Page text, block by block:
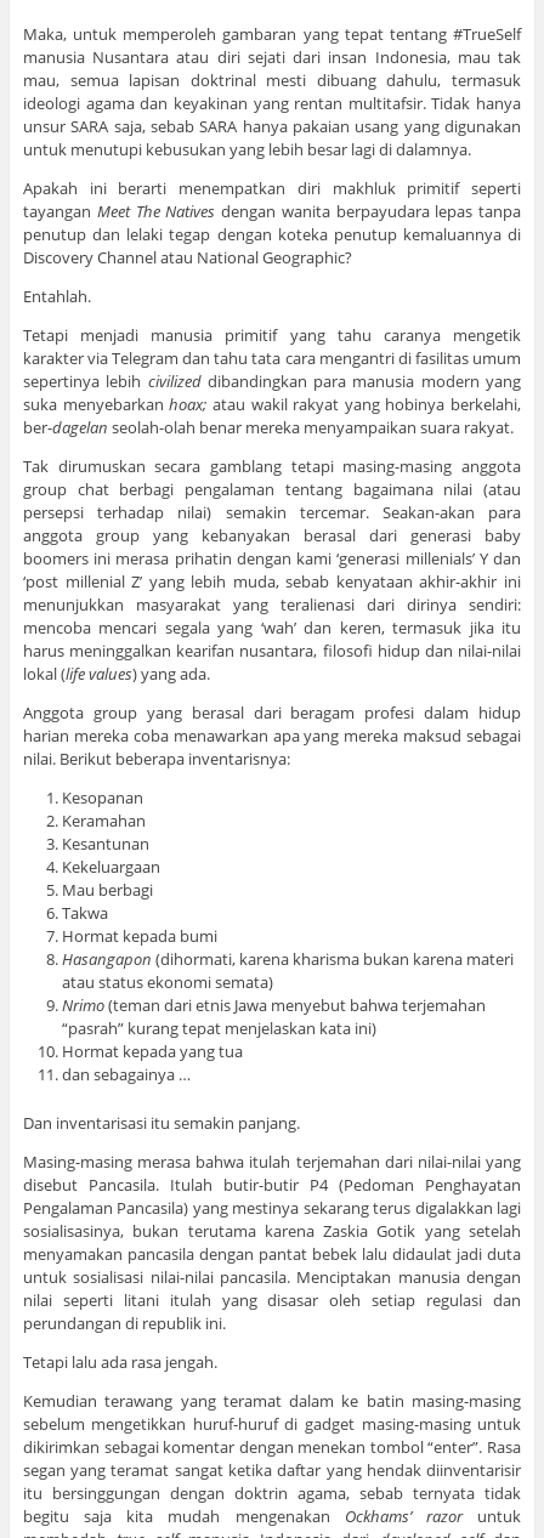
Maka, untuk memperoleh gambaran yang tepat tentang #TrueSelf
manusia Nusantara atau diri sejati dari insan Indonesia, mau tak
mau, semua lapisan doktrinal mesti dibuang dahulu, termasuk
ideologi agama dan keyakinan yang rentan multitafsir. Tidak hanya
unsur SARA saja, sebab SARA hanya pakaian usang yang digunakan
untuk menutupi kebusukan yang lebih besar lagi di dalamnya.
Apakah ini berarti menempatkan diri makhluk primitif seperti
tayangan Meet The Natives dengan wanita berpayudara lepas tanpa
penutup dan lelaki tegap dengan koteka penutup kemaluannya di
Discovery Channel atau National Geographic?
Entahlah.
Tetapi menjadi manusia primitif yang tahu caranya mengetik
karakter via Telegram dan tahu tata cara mengantri di fasilitas umum
sepertinya lebih civilizeddibandingkan para manusia modern yang
suka menyebarkanhoax; atau wakil rakyat yang hobinya berkelahi,
ber-dagelan seolah-olah benar mereka menyampaikan suara rakyat.
Tak dirumuskan secara gamblang tetapi masing-masing anggota
group chat berbagi pengalaman tentang bagaimana nilai (atau
persepsi terhadap nilai) semakin tercemar. Seakan-akan para
anggota group yang kebanyakan berasal dari generasi baby
boomers ini merasa prihatin dengan kami ‘generasi millenials’ Y dan
‘post millenial Z’ yang lebih muda, sebab kenyataan akhir-akhir ini
menunjukkan masyarakat yang teralienasi dari dirinya sendiri:
mencoba mencari segala yang ‘wah’ dan keren, termasuk jika itu
harus meninggalkan kearifan nusantara, filosofi hidup dan nilai-nilai
lokal (life values) yang ada.
Anggota group yang berasal dari beragam profesi dalam hidup
harian mereka coba menawarkan apa yang mereka maksud sebagai
nilai. Berikut beberapa inventarisnya:
Kesopanan
Keramahan
Kesantunan
Kekeluargaan
Mau berbagi
Takwa
Hormat kepada bumi
Hasangapon (dihormati, karena kharisma bukan karena materi
atau status ekonomi semata)
Nrimo(teman dari etnis Jawa menyebut bahwa terjemahan
“pasrah” kurang tepat menjelaskan kata ini)
Hormat kepada yang tua
dan sebagainya …
Dan inventarisasi itu semakin panjang.
Masing-masing merasa bahwa itulah terjemahan dari nilai-nilai yang
disebut Pancasila. Itulah butir-butir P4 (Pedoman Penghayatan
Pengalaman Pancasila) yang mestinya sekarang terus digalakkan lagi
sosialisasinya, bukan terutama karena Zaskia Gotik yang setelah
menyamakan pancasila dengan pantat bebek lalu didaulat jadi duta
untuk sosialisasi nilai-nilai pancasila. Menciptakan manusia dengan
nilai seperti litani itulah yang disasar oleh setiap regulasi dan
perundangan di republik ini.
Tetapi lalu ada rasa jengah.
Kemudian terawang yang teramat dalam ke batin masing-masing
sebelum mengetikkan huruf-huruf di gadget masing-masing untuk
dikirimkan sebagai komentar dengan menekan tombol “enter”. Rasa
segan yang teramat sangat ketika daftar yang hendak diinventarisir
itu bersinggungan dengan doktrin agama, sebab ternyata tidak
begitu saja kita mudah mengenakan Ockhams’ razoruntuk